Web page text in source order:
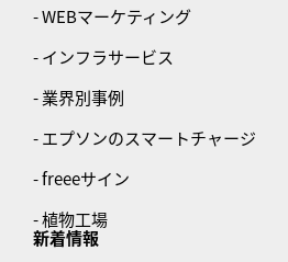
- WEBマーケティング
- インフラサービス
- 業界別事例
- エプソンのスマートチャージ
- freeeサイン
- 植物工場
新着情報